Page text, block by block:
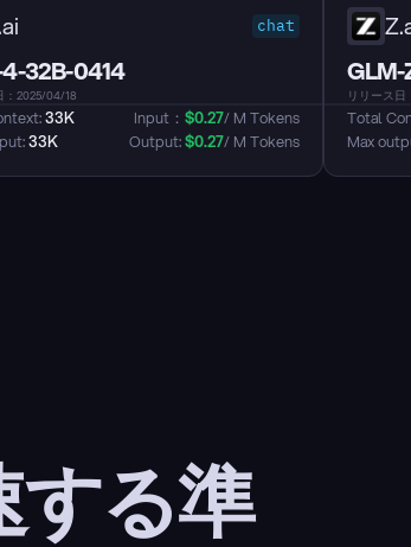
chat
32B-0414
：2025/04/18
33K
33K
Input： $0.27/ M Tokens
Output: $0.27/ M Tokens
GLM-
リリース
Total
Max
する準